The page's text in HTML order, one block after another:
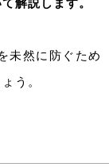
未然に防ぐため
う。